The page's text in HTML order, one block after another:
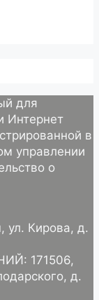
для
Интернет
в
управлении
о
ул. Кирова, д.
171506,
д.